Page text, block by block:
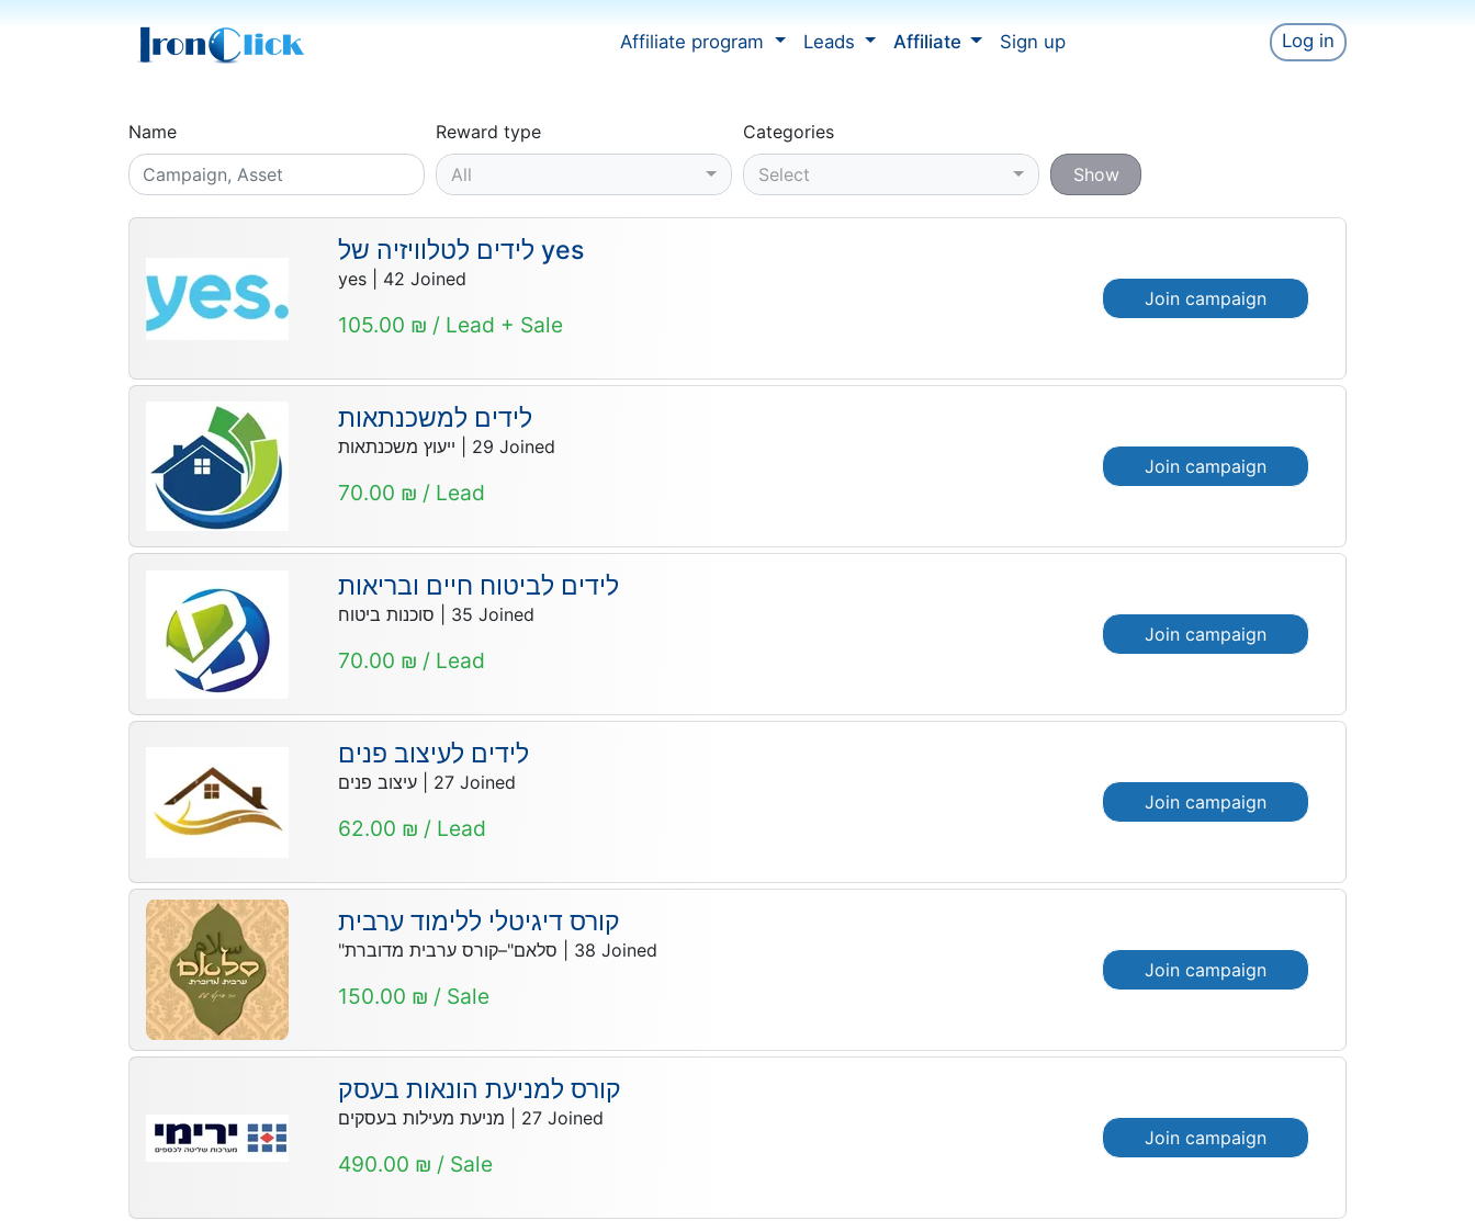
Affiliate program Leads Affiliate Sign up Log in
Name
Reward type
All
Categories
Select
Show
לידים לטלוויזיה של yes
yes| 42 Joined
105.00 ₪ / Lead + Sale
Join campaign
לידים למשכנתאות
ייעוץ משכנתאות 29 Joined
70.00 ₪ / Lead
Join campaign
לידים לביטוח חיים ובריאות
סוכנות ביטוח 35 Joined
70.00 ₪ / Lead
Join campaign
לידים לעיצוב פנים
עיצוב פנים| 27 Joined
62.00 ₪ / Lead
Join campaign
קורס דיגיטלי ללימוד ערבית
"סלאם"–קורס ערבית מדוברת 38 Joined
150.00 ₪ / Sale
Join campaign
קורס למניעת הונאות בעסק
מניעת מעילות בעסקים 27 Joined
490.00 ₪ / Sale
Join campaign